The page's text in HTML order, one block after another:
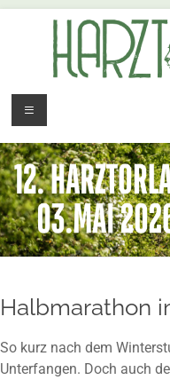
Halbmarathon
So kurz nach dem
Unterfangen. Doch auch